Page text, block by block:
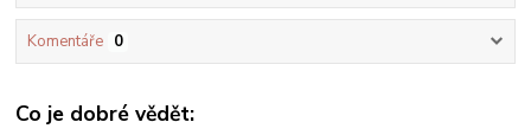
Komentáře 0
Co je dobré vědět: